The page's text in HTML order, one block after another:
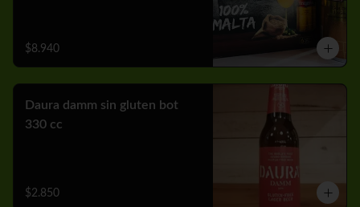
$8.940
Daura damm sin gluten bot
330 cc
$2.850